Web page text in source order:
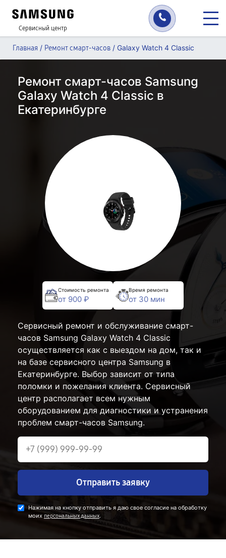
Сервисный центр
Главная / Ремонт смарт-часов / Galaxy Watch 4 Classic
Ремонт смарт-часов Samsung
Galaxy Watch 4 Classic в
Екатеринбурге
Стоимость ремонта
от 900 ₽
Время ремонта
от 30 мин
Сервисный ремонт и обслуживание смарт-
часов Samsung Galaxy Watch 4 Classic
осуществляется как с выездом на дом, так и
на базе сервисного центра Samsung в
Екатеринбурге. Выбор зависит от типа
поломки и пожелания клиента. Сервисный
центр располагает всем нужным
оборудованием для диагностики и устранения
проблем смарт-часов Samsung.
Отправить заявку
Нажимая на кнопку отправить я даю свое согласие на обработку
моих персональных данных.